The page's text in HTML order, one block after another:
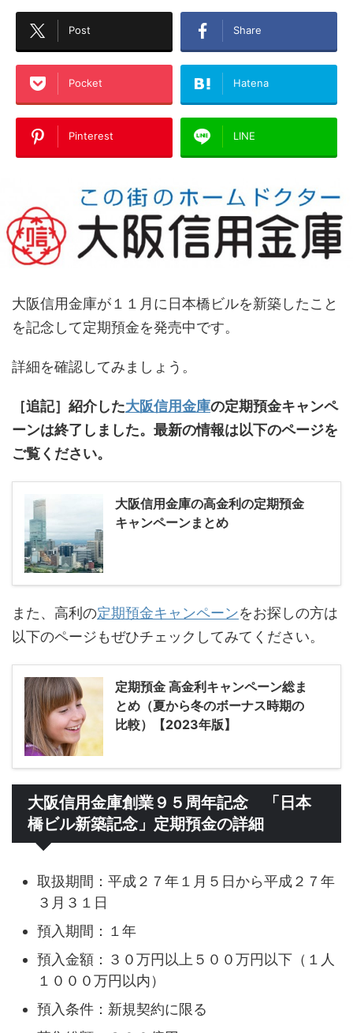
Post Share
Pocket Hatena
Pinterest LINE
大阪信用金庫が１１月に日本橋ビルを新築したこと
を記念して定期預金を発売中です。
詳細を確認してみましょう。
［追記］紹介した大阪信用金庫の定期預金キャンペ
ーンは終了しました。最新の情報は以下のページを
ご覧ください。
大阪信用金庫の高金利の定期預金
キャンペーンまとめ
また、高利の定期預金キャンペーンをお探しの方は
以下のページもぜひチェックしてみてください。
定期預金 高金利キャンペーン総ま
とめ（夏から冬のボーナス時期の
比較）【2023年版】
大阪信用金庫創業９５周年記念 「日本
橋ビル新築記念」定期預金の詳細
取扱期間：平成２７年１月５日から平成２７年
３月３１日
預入期間：１年
預入金額：３０万円以上５００万円以下（１人
１０００万円以内）
預入条件：新規契約に限る